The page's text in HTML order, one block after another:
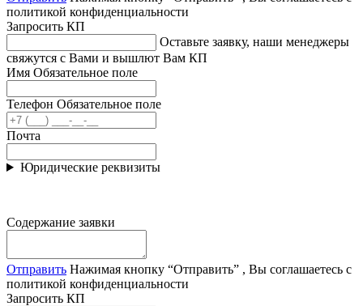
политикой конфиденциальности
Запросить КП
Оставьте заявку, наши менеджеры
свяжутся с Вами и вышлют Вам КП
Имя Обязательное поле
Телефон Обязательное поле
Почта
Юридические реквизиты
Содержание заявки
Отправить Нажимая кнопку “Отправить” , Вы соглашаетесь с
политикой конфиденциальности
Запросить КП